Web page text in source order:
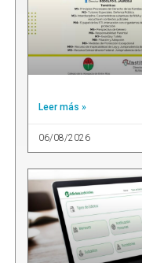
Leer más »
06/08/2026